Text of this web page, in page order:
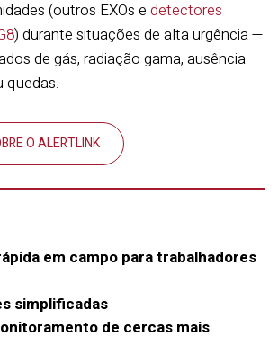
(outros EXOs e detectores
) durante situações de alta urgência —
de gás, radiação gama, ausência
quedas.
O ALERTLINK
em campo para trabalhadores
simplificadas
de cercas mais